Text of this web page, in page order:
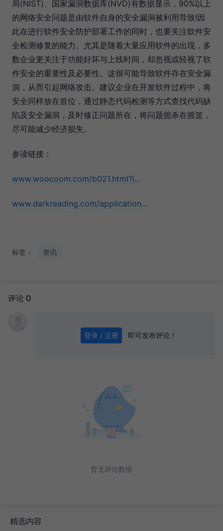
局(NIST)、国家漏洞数据库(NVD)有数据显示，90%以上
的网络安全问题是由软件自身的安全漏洞被利用导致!因
此在进行软件安全防护部署工作的同时，也要关注软件安
全检测修复的能力。尤其是随着大量应用软件的出现，多
数企业更关注于功能好坏与上线时间，却忽视或轻视了软
件安全的重要性及必要性。这很可能导致软件存在安全漏
洞，从而引起网络攻击。建议企业在开发软件过程中，将
安全同样放在首位，通过静态代码检测等方式查找代码缺
陷及安全漏洞，及时修正问题所在，将问题扼杀在摇篮，
尽可能减少经济损失。
参读链接：
www.woocoom.com/b021.html?i…
www.darkreading.com/application…
标签： 资讯
评论 0
登录 / 注册 即可发布评论！
暂无评论数据
精选内容